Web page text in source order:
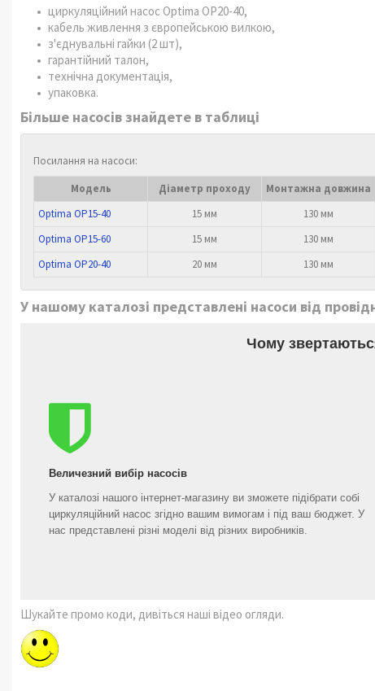
циркуляційний насос Optima OP20-40,
кабель живлення з європейською вилкою,
з'єднувальні гайки (2 шт),
гарантійний талон,
технічна документація,
упаковка.
Більше насосів знайдете в таблиці
Посилання на насоси:
Модель
Діаметр проходу Монтажна довжина
Optima OP15-40
15 мм 130 мм
Optima OP15-60
15 мм 130 мм
Optima OP20-40
20 мм 130 мм
У нашому каталозі представлені насоси від
Чому
Величезний вибір насосів
У каталозі нашого інтернет-магазину ви зможете підібрати собі
циркуляційний насос згідно вашим вимогам і під ваш бюджет. У
нас представлені різні моделі від різних виробників.
Шукайте промо коди, дивіться наші відео огляди.